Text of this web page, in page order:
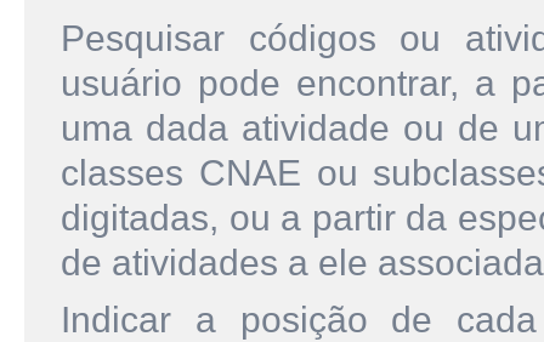
Pesquisar códigos ou
usuário pode encontrar, a
uma dada atividade ou de
classes CNAE ou
digitadas, ou a partir da
de atividades a ele
Indicar a posição de